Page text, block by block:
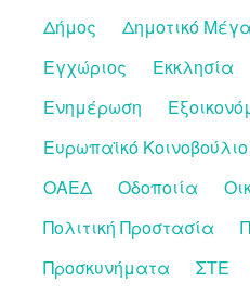
Δήμος
Δημοτικό
Εγχώριος
Εκκλησία
Ενημέρωση
Ευρωπαϊκό Κοινοβούλιο
ΟΑΕΔ
Οδοποιία
Πολιτική Προστασία
Προσκυνήματα
ΣΤΕ